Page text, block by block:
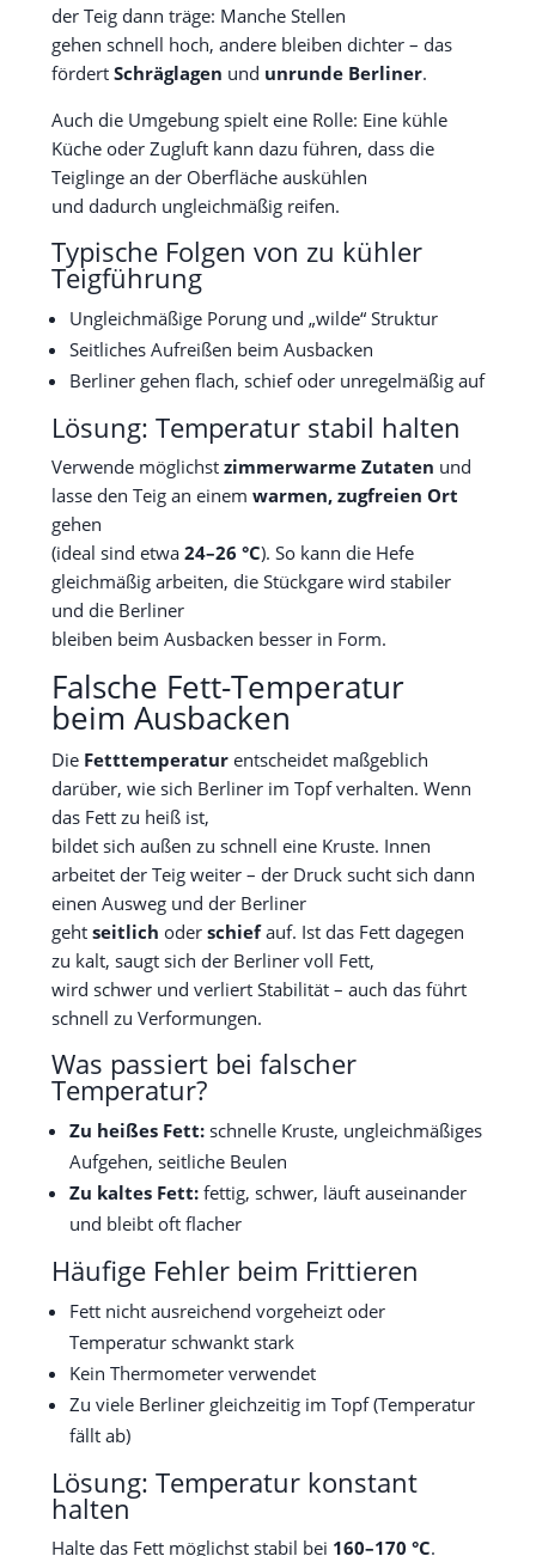
der Teig dann träge: Manche Stellen
gehen schnell hoch, andere bleiben dichter – das
fördert Schräglagen und unrunde Berliner.
Auch die Umgebung spielt eine Rolle: Eine kühle
Küche oder Zugluft kann dazu führen, dass die
Teiglinge an der Oberfläche auskühlen
und dadurch ungleichmäßig reifen.
Typische Folgen von zu kühler
Teigführung
Ungleichmäßige Porung und „wilde“ Struktur
Seitliches Aufreißen beim Ausbacken
Berliner gehen flach, schief oder unregelmäßig auf
Lösung: Temperatur stabil halten
Verwende möglichst zimmerwarme Zutaten und
lasse den Teig an einem warmen, zugfreien Ort
gehen
(ideal sind etwa 24–26 °C). So kann die Hefe
gleichmäßig arbeiten, die Stückgare wird stabiler
und die Berliner
bleiben beim Ausbacken besser in Form.
Falsche Fett-Temperatur
beim Ausbacken
Die Fetttemperaturentscheidet maßgeblich
darüber, wie sich Berliner im Topf verhalten. Wenn
das Fett zu heiß ist,
bildet sich außen zu schnell eine Kruste. Innen
arbeitet der Teig weiter – der Druck sucht sich dann
einen Ausweg und der Berliner
geht seitlich oder schiefauf. Ist das Fett dagegen
zu kalt, saugt sich der Berliner voll Fett,
wird schwer und verliert Stabilität – auch das führt
schnell zu Verformungen.
Was passiert bei falscher
Temperatur?
Zu heißes Fett:schnelle Kruste, ungleichmäßiges
Aufgehen, seitliche Beulen
Zu kaltes Fett:fettig, schwer, läuft auseinander
und bleibt oft flacher
Häufige Fehler beim Frittieren
Fett nicht ausreichend vorgeheizt oder
Temperatur schwankt stark
Kein Thermometer verwendet
Zu viele Berliner gleichzeitig im Topf (Temperatur
fällt ab)
Lösung: Temperatur konstant
halten
Halte das Fett möglichst stabil bei 160–170 °C.